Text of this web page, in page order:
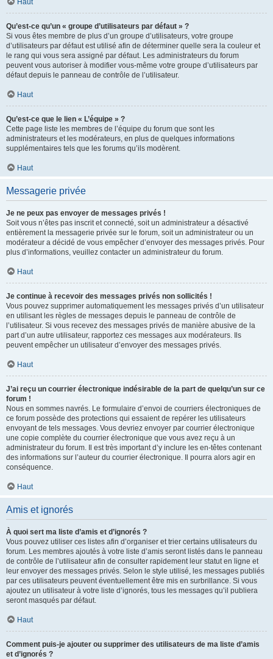
Haut
Qu’est-ce qu’un « groupe d’utilisateurs par défaut » ?
Si vous êtes membre de plus d’un groupe d’utilisateurs, votre groupe
d’utilisateurs par défaut est utilisé afin de déterminer quelle sera la couleur et
le rang qui vous sera assigné par défaut. Les administrateurs du forum
peuvent vous autoriser à modifier vous-même votre groupe d’utilisateurs par
défaut depuis le panneau de contrôle de l’utilisateur.
Haut
Qu’est-ce que le lien « L’équipe » ?
Cette page liste les membres de l’équipe du forum que sont les
administrateurs et les modérateurs, en plus de quelques informations
supplémentaires tels que les forums qu’ils modèrent.
Haut
Messagerie privée
Je ne peux pas envoyer de messages privés !
Soit vous n’êtes pas inscrit et connecté, soit un administrateur a désactivé
entièrement la messagerie privée sur le forum, soit un administrateur ou un
modérateur a décidé de vous empêcher d’envoyer des messages privés. Pour
plus d’informations, veuillez contacter un administrateur du forum.
Haut
Je continue à recevoir des messages privés non sollicités !
Vous pouvez supprimer automatiquement les messages privés d’un utilisateur
en utilisant les règles de messages depuis le panneau de contrôle de
l’utilisateur. Si vous recevez des messages privés de manière abusive de la
part d’un autre utilisateur, rapportez ces messages aux modérateurs. Ils
peuvent empêcher un utilisateur d’envoyer des messages privés.
Haut
J’ai reçu un courrier électronique indésirable de la part de quelqu’un sur ce
forum !
Nous en sommes navrés. Le formulaire d’envoi de courriers électroniques de
ce forum possède des protections qui essaient de repérer les utilisateurs
envoyant de tels messages. Vous devriez envoyer par courrier électronique
une copie complète du courrier électronique que vous avez reçu à un
administrateur du forum. Il est très important d’y inclure les en-têtes contenant
des informations sur l’auteur du courrier électronique. Il pourra alors agir en
conséquence.
Haut
Amis et ignorés
À quoi sert ma liste d’amis et d’ignorés ?
Vous pouvez utiliser ces listes afin d’organiser et trier certains utilisateurs du
forum. Les membres ajoutés à votre liste d’amis seront listés dans le panneau
de contrôle de l’utilisateur afin de consulter rapidement leur statut en ligne et
leur envoyer des messages privés. Selon le style utilisé, les messages publiés
par ces utilisateurs peuvent éventuellement être mis en surbrillance. Si vous
ajoutez un utilisateur à votre liste d’ignorés, tous les messages qu’il publiera
seront masqués par défaut.
Haut
Comment puis-je ajouter ou supprimer des utilisateurs de ma liste d’amis
et d’ignorés ?